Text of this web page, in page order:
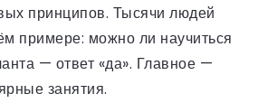
принципов. Тысячи людей
примере: можно ли научиться
— ответ «да». Главное —
занятия.